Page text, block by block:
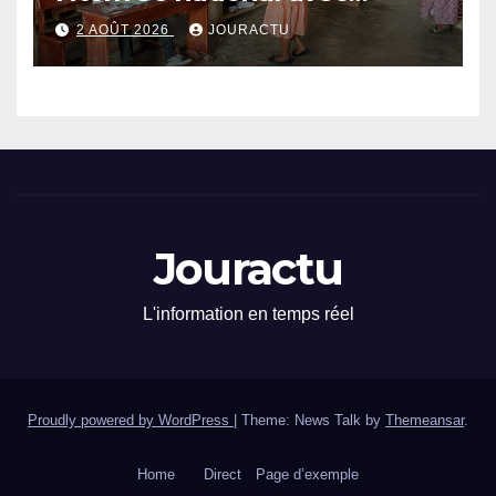
89,64% de taux de réussite
2 AOÛT 2026 JOURACTU
Jouractu
L'information en temps réel
Proudly powered by WordPress Theme: News Talk by Themeansar.
Home Direct Page d’exemple